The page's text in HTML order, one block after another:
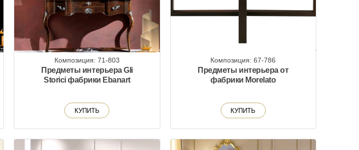
Композиция: 71-803
Предметы интерьера Gli
Storici фабрики Ebanart
КУПИТЬ
Композиция: 67-786
Предметы интерьера от
фабрики Morelato
КУПИТЬ